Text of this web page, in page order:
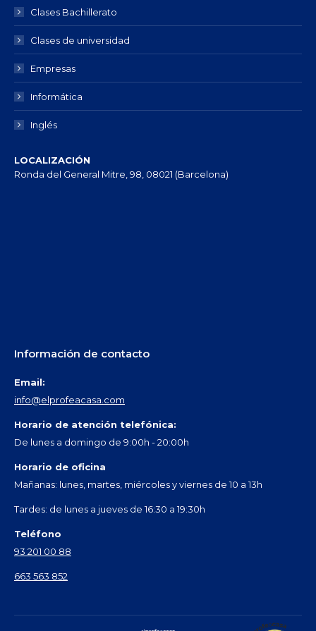
Clases Bachillerato
Clases de universidad
Empresas
Informática
Inglés
LOCALIZACIÓN
Ronda del General Mitre, 98, 08021 (Barcelona)
Información de contacto
Email:
info@elprofeacasa.com
Horario de atención telefónica:
De lunes a domingo de 9:00h - 20:00h
Horario de oficina
Mañanas: lunes, martes, miércoles y viernes de 10 a 13h
Tardes: de lunes a jueves de 16:30 a 19:30h
Teléfono
93 201 00 88
663 563 852